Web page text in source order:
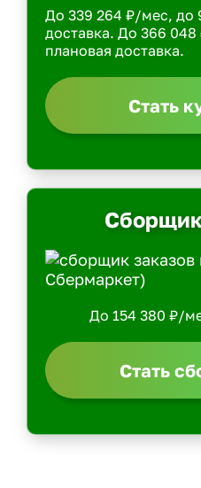
До 339 264 ₽/мес, до
доставка. До 366
плановая доставка.
Стать
До 154 380 ₽/
Стать